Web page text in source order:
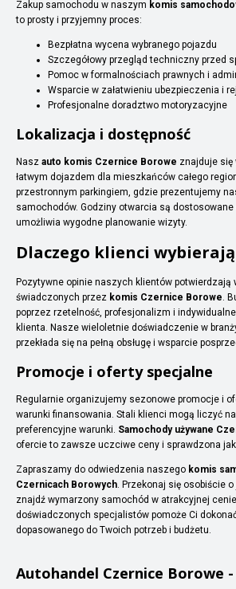
Zakup samochodu w naszym komis
to prosty i przyjemny proces:
Bezpłatna wycena wybranego pojazdu
Szczegółowy przegląd techniczny przed
Pomoc w formalnościach prawnych i
Wsparcie w załatwieniu ubezpieczenia i
Profesjonalne doradztwo motoryzacyjne
Lokalizacja i dostępność
Nasz auto komis Czernice Borowe znajduje
łatwym dojazdem dla mieszkańców całego
przestronnym parkingiem, gdzie prezentujemy
samochodów. Godziny otwarcia są dostosowane
umożliwia wygodne planowanie wizyty.
Dlaczego klienci
Pozytywne opinie naszych klientów potwierdzają
świadczonych przez komis Czernice Borowe.
poprzez rzetelność, profesjonalizm i
klienta. Nasze wieloletnie doświadczenie w
przekłada się na pełną obsługę i wsparcie
Promocje i oferty specjalne
Regularnie organizujemy sezonowe promocje i
warunki finansowania. Stali klienci mogą liczyć
preferencyjne warunki. Samochody używane
ofercie to zawsze uczciwe ceny i sprawdzona
Zapraszamy do odwiedzenia naszego komis
Czernicach Borowych. Przekonaj się osobiście
znajdź wymarzony samochód w atrakcyjnej
doświadczonych specjalistów pomoże Ci
dopasowanego do Twoich potrzeb i budżetu.
Autohandel Czernice Borowe